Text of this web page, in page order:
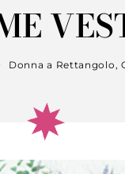
Donna a Rettangolo ,